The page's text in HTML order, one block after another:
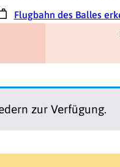
Flugbahn des Balles
zur Verfügung.